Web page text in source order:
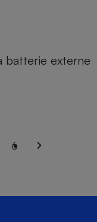
batterie externe
6